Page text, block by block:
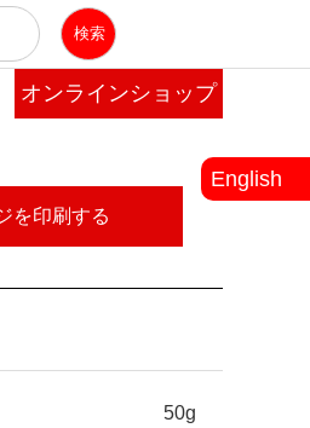
オンラインショップ
English
50g